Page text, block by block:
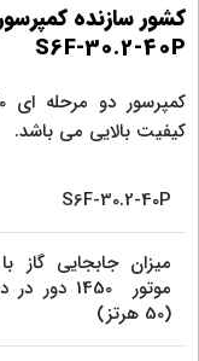
S6F-30.2-40P
کیفیت بالایی می باشد.
S6F-30.2-40P
میزان جابجایی گاز
موتور 1450 دور
(50 هرتز)